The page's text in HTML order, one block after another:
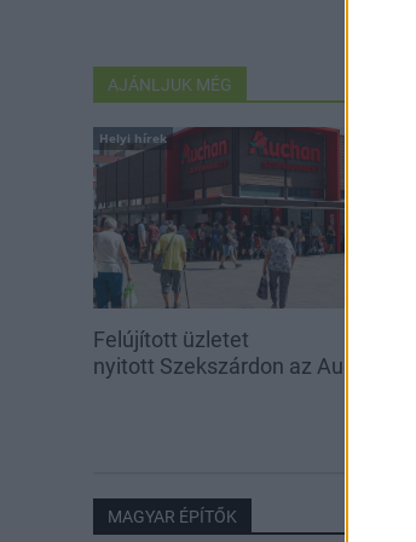
AJÁNLJUK MÉG
Helyi hírek
Felújított üzletet
nyitott Szekszárdon az Auchan
MAGYAR ÉPÍTŐK